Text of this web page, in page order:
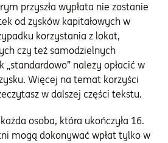
przyszła wypłata nie zostanie
od zysków kapitałowych w
korzystania z lokat,
czy też samodzielnych
należy opłacić w
Więcej na temat korzyści
w dalszej części tekstu.
osoba, która ukończyła 16.
mogą dokonywać wpłat tylko w